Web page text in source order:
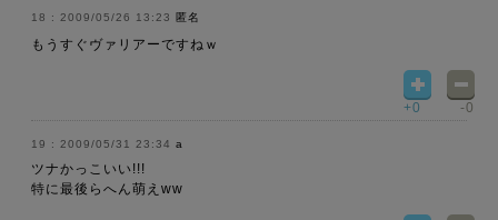
2009/05/26 13:23 匿名
もうすぐヴァリアーですねｗ
+0 -0
2009/05/31 23:34 a
ツナかっこいい!!!
特に最後らへん萌えww